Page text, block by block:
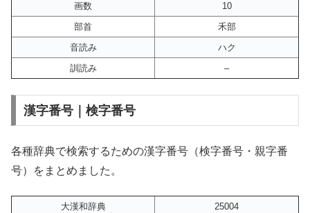
画数
10
部首
禾部
音読み
ハク
訓読み
–
漢字番号｜検字番号
各種辞典で検索するための漢字番号（検字番号・親字番
号）をまとめました。
大漢和辞典
25004